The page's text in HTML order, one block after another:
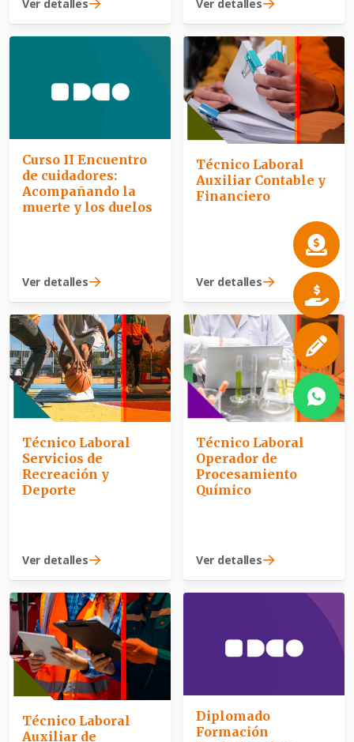
Ver detalles Ver detalles
Curso II Encuentro
de cuidadores:
Acompañando la
muerte y los duelos
Ver detalles
Técnico Laboral
Auxiliar Contable y
Financiero
Ver detalles
Técnico Laboral
Servicios de
Recreación y
Deporte
Ver detalles
Técnico Laboral
Operador de
Procesamiento
Químico
Ver detalles
Técnico Laboral
Auxiliar de
Diplomado
Formación